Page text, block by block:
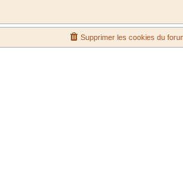
Supprimer les cookies du